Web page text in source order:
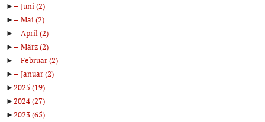
►
Juni(2)
►
Mai(2)
►
April(2)
►
März(2)
►
Februar(2)
►
Januar(2)
►2025 (19)
►2024(27)
►2023(65)